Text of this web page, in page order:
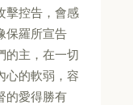
擊控告，會感
保羅所宣告
的主，在一切
心的軟弱，容
的愛得勝有